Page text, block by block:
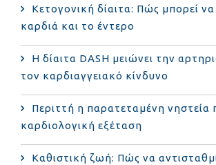
Κετογονική δίαιτα: Πώς μπορεί
καρδιά και το έντερο
Η δίαιτα DASH μειώνει την
τον καρδιαγγειακό κίνδυνο
Περιττή η παρατεταμένη νηστεία
καρδιολογική εξέταση
Καθιστική ζωή: Πώς να